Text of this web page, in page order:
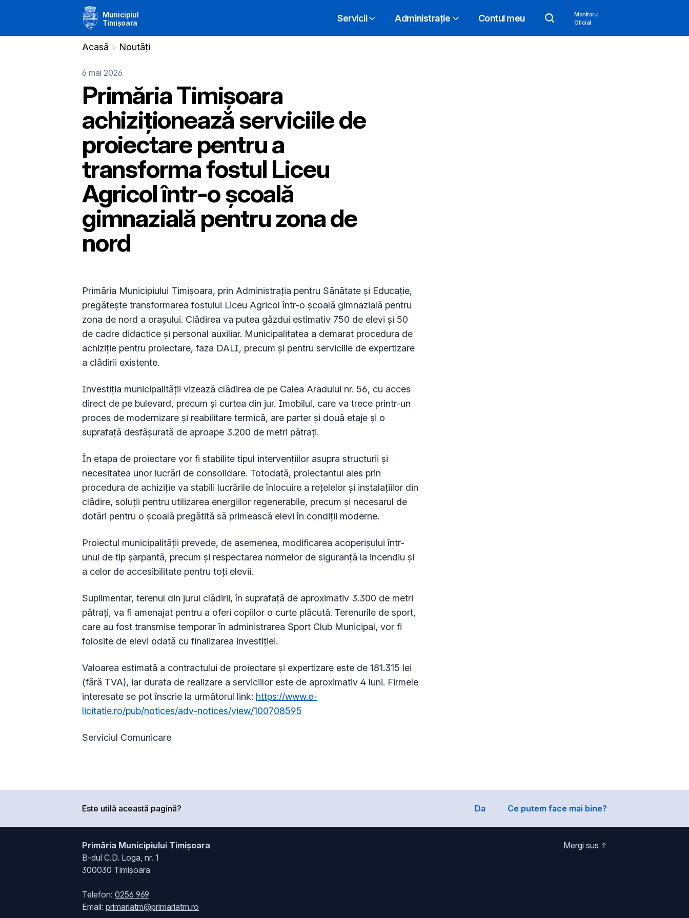
Municipiul
Timișoara
Servicii Administrație Contul meu
Monitorul
Oficial
Acasă Noutăți
6 mai 2026
Primăria Timișoara
achiziționează serviciile de
proiectare pentru a
transforma fostul Liceu
Agricol într-o școală
gimnazială pentru zona de
nord
Primăria Municipiului Timișoara, prin Administrația pentru Sănătate și Educație,
pregătește transformarea fostului Liceu Agricol într-o școală gimnazială pentru
zona de nord a orașului. Clădirea va putea găzdui estimativ 750 de elevi și 50
de cadre didactice și personal auxiliar. Municipalitatea a demarat procedura de
achiziție pentru proiectare, faza DALI, precum și pentru serviciile de expertizare
a clădirii existente.
Investiția municipalității vizează clădirea de pe Calea Aradului nr. 56, cu acces
direct de pe bulevard, precum și curtea din jur. Imobilul, care va trece printr-un
proces de modernizare și reabilitare termică, are parter și două etaje și o
suprafață desfășurată de aproape 3.200 de metri pătrați.
În etapa de proiectare vor fi stabilite tipul intervențiilor asupra structurii și
necesitatea unor lucrări de consolidare. Totodată, proiectantul ales prin
procedura de achiziție va stabili lucrările de înlocuire a rețelelor și instalațiilor din
clădire, soluții pentru utilizarea energiilor regenerabile, precum și necesarul de
dotări pentru o școală pregătită să primească elevi în condiții moderne.
Proiectul municipalității prevede, de asemenea, modificarea acoperișului într-
unul de tip șarpantă, precum și respectarea normelor de siguranță la incendiu și
a celor de accesibilitate pentru toți elevii.
Suplimentar, terenul din jurul clădirii, în suprafață de aproximativ 3.300 de metri
pătrați, va fi amenajat pentru a oferi copiilor o curte plăcută. Terenurile de sport,
care au fost transmise temporar în administrarea Sport Club Municipal, vor fi
folosite de elevi odată cu finalizarea investiției.
Valoarea estimată a contractului de proiectare și expertizare este de 181.315 lei
(fără TVA), iar durata de realizare a serviciilor este de aproximativ 4 luni. Firmele
interesate se pot înscrie la următorul link: https://www.e-
licitatie.ro/pub/notices/adv-notices/view/100708595
Serviciul Comunicare
Este utilă această pagină? Da Ce putem face mai bine?
Primăria Municipiului Timișoara
B-dul C.D. Loga, nr. 1
300030 Timișoara
Telefon: 0256 969
Email: primariatm@primariatm.ro
Mergi sus